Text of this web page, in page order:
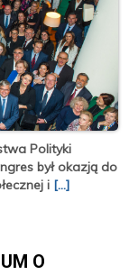
Polityki
był okazją do
i [...]
O